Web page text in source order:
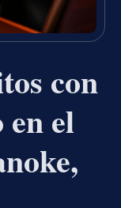
con
el